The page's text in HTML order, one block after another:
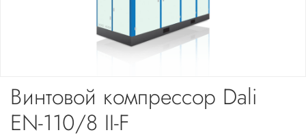
Винтовой компрессор Dali
EN-110/8 II-F